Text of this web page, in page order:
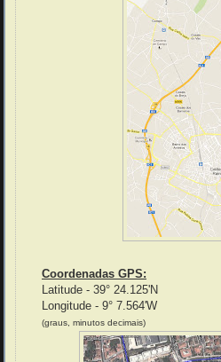
Coordenadas GPS:
Latitude - 39° 24.125'N
Longitude - 9° 7.564'W
(graus, minutos decimais)